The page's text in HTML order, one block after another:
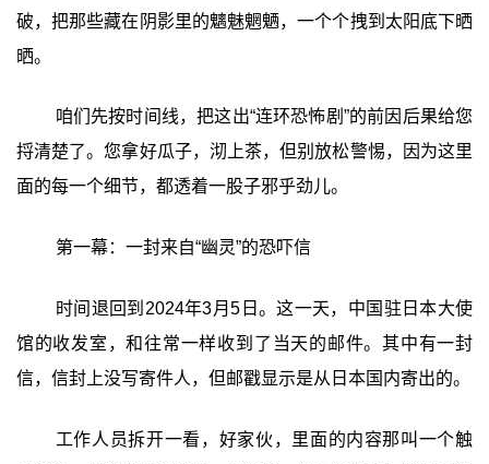
破，把那些藏在阴影里的魑魅魍魉，一个个拽到太阳底下晒
晒。
咱们先按时间线，把这出“连环恐怖剧”的前因后果给您
捋清楚了。您拿好瓜子，沏上茶，但别放松警惕，因为这里
面的每一个细节，都透着一股子邪乎劲儿。
第一幕：一封来自“幽灵”的恐吓信
时间退回到2024年3月5日。这一天，中国驻日本大使
馆的收发室，和往常一样收到了当天的邮件。其中有一封
信，信封上没写寄件人，但邮戳显示是从日本国内寄出的。
工作人员拆开一看，好家伙，里面的内容那叫一个触